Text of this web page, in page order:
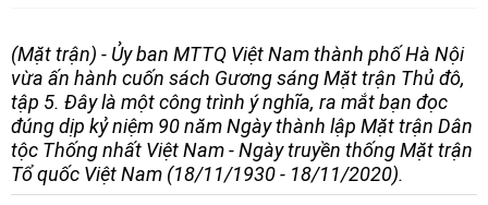
(Mặt trận) - Ủy ban MTTQ Việt Nam thành phố Hà Nội
vừa ấn hành cuốn sách Gương sáng Mặt trận Thủ đô,
tập 5. Đây là một công trình ý nghĩa, ra mắt bạn đọc
đúng dịp kỷ niệm 90 năm Ngày thành lập Mặt trận Dân
tộc Thống nhất Việt Nam - Ngày truyền thống Mặt trận
Tổ quốc Việt Nam (18/11/1930 - 18/11/2020).